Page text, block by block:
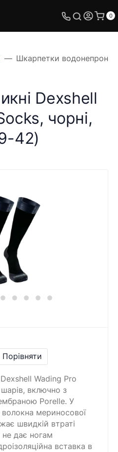
0
Шкарпетки
Dexshell
чорні,
42)
Порівняти
Wading Pro
включно з
Porelle. У
мериносової
швидкій втраті
дає ногам
вставка в